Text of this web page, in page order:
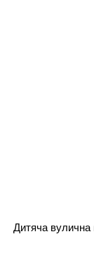
Дитяча вулична